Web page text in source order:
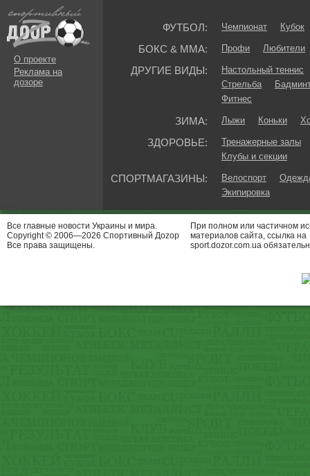
О проекте
Реклама на
дозоре
ФУТБОЛ: Чемпионат Кубок
БОКС & ММА: Профи Любители
ДРУГИЕ ВИДЫ:
Настольный теннис
Стрельба
Фитнес
ЗИМА: Лыжи Коньки
ЗДОРОВЬЕ:
Тренажерные залы
Клубы и секции
СПОРТМАГАЗИНЫ: Велоспорт
Экипировка
Все главные новости Украины и мира.
Copyright © 2006—2026 Спортивный Доzор
Все права защищены.
При полном или частичном
материалов сайта, ссылка на
sport.dozor.com.ua